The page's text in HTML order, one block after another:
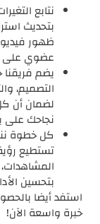
نتابع
بتحديث
ظهور
عضوي على
يضم فريقنا
التصميم،
لضمان أن
نجاحك على
كل خطوة
تستطيع
بتحسين
استفد أيضا
خبرة واسعة الآن!